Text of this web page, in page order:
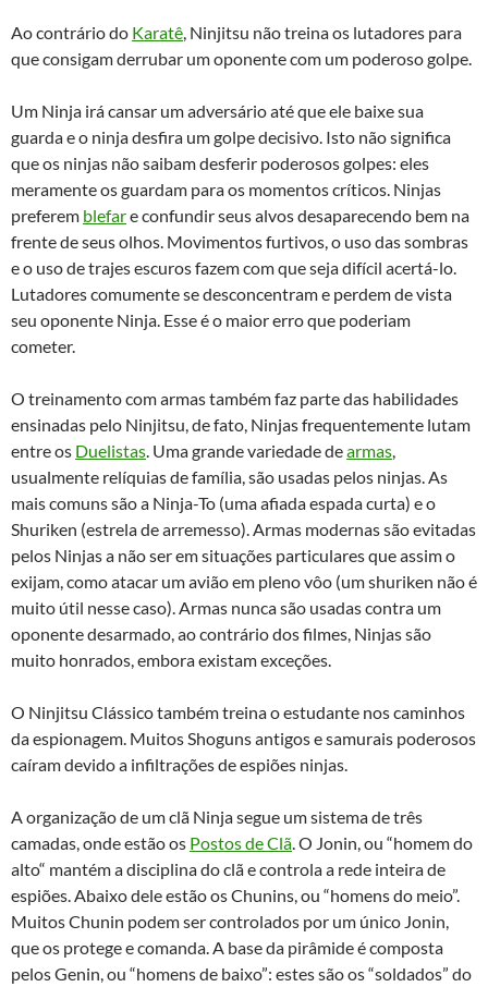
Ao contrário do Karatê , Ninjitsu não treina os lutadores para
que consigam derrubar um oponente com um poderoso golpe.
Um Ninja irá cansar um adversário até que ele baixe sua
guarda e o ninja desfira um golpe decisivo. Isto não significa
que os ninjas não saibam desferir poderosos golpes: eles
meramente os guardam para os momentos críticos. Ninjas
preferem blefare confundir seus alvos desaparecendo bem na
frente de seus olhos. Movimentos furtivos, o uso das sombras
e o uso de trajes escuros fazem com que seja difícil acertá-lo.
Lutadores comumente se desconcentram e perdem de vista
seu oponente Ninja. Esse é o maior erro que poderiam
cometer.
O treinamento com armas também faz parte das habilidades
ensinadas pelo Ninjitsu, de fato, Ninjas frequentemente lutam
entre os Duelistas . Uma grande variedade dearmas
usualmente relíquias de família, são usadas pelos ninjas. As
mais comuns são a Ninja-To (uma afiada espada curta) e o
Shuriken (estrela de arremesso). Armas modernas são evitadas
pelos Ninjas a não ser em situações particulares que assim o
exijam, como atacar um avião em pleno vôo (um shuriken não é
muito útil nesse caso). Armas nunca são usadas contra um
oponente desarmado, ao contrário dos filmes, Ninjas são
muito honrados, embora existam exceções.
O Ninjitsu Clássico também treina o estudante nos caminhos
da espionagem. Muitos Shoguns antigos e samurais poderosos
caíram devido a infiltrações de espiões ninjas.
A organização de um clã Ninja segue um sistema de três
camadas, onde estão os Postos de Clã . O Jonin, ou “homem do
alto“ mantém a disciplina do clã e controla a rede inteira de
espiões. Abaixo dele estão os Chunins, ou “homens do meio”.
Muitos Chunin podem ser controlados por um único Jonin,
que os protege e comanda. A base da pirâmide é composta
pelos Genin, ou “homens de baixo”: estes são os “soldados” do